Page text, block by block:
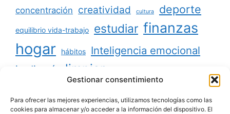
Gestionar consentimiento
Para ofrecer las mejores experiencias, utilizamos tecnologías como las
cookies para almacenar y/o acceder a la información del dispositivo. El
concentración creatividad cultura deporte
equilibrio vida-trabajo estudiar finanzas
hogar hábitos Inteligencia emocional
jardinería limpiar
minimalismo niños
ordenar organizar productividad